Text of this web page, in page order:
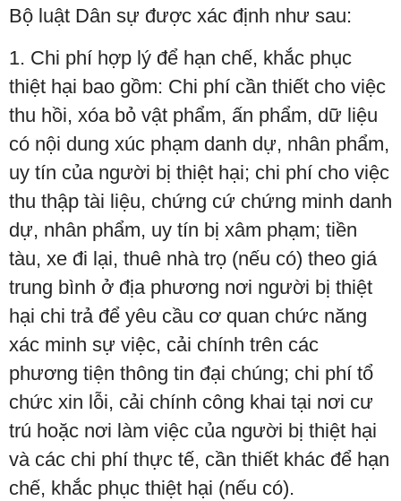
Bộ luật Dân sự được xác định như sau:
1. Chi phí hợp lý để hạn chế, khắc phục
thiệt hại bao gồm: Chi phí cần thiết cho việc
thu hồi, xóa bỏ vật phẩm, ấn phẩm, dữ liệu
có nội dung xúc phạm danh dự, nhân phẩm,
uy tín của người bị thiệt hại; chi phí cho việc
thu thập tài liệu, chứng cứ chứng minh danh
dự, nhân phẩm, uy tín bị xâm phạm; tiền
tàu, xe đi lại, thuê nhà trọ (nếu có) theo giá
trung bình ở địa phương nơi người bị thiệt
hại chi trả để yêu cầu cơ quan chức năng
xác minh sự việc, cải chính trên các
phương tiện thông tin đại chúng; chi phí tổ
chức xin lỗi, cải chính công khai tại nơi cư
trú hoặc nơi làm việc của người bị thiệt hại
và các chi phí thực tế, cần thiết khác để hạn
chế, khắc phục thiệt hại (nếu có).